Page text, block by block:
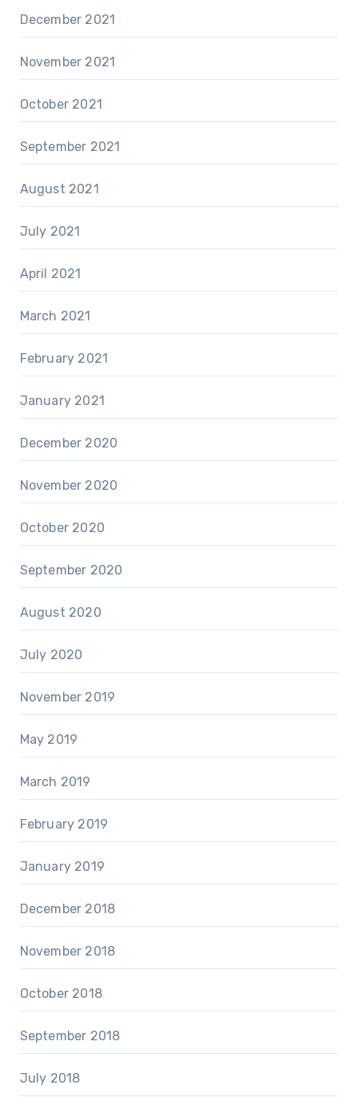
December 2021
November 2021
October 2021
September 2021
August 2021
July 2021
April 2021
March 2021
February 2021
January 2021
December 2020
November 2020
October 2020
September 2020
August 2020
July 2020
November 2019
May 2019
March 2019
February 2019
January 2019
December 2018
November 2018
October 2018
September 2018
July 2018